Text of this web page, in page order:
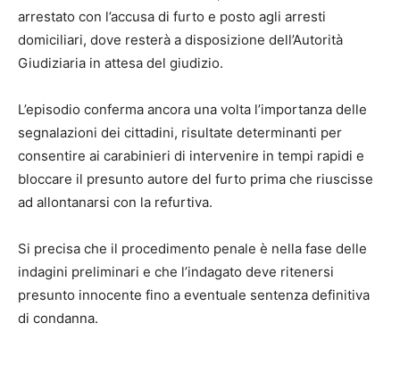
arrestato con l’accusa di furto e posto agli arresti
domiciliari, dove resterà a disposizione dell’Autorità
Giudiziaria in attesa del giudizio.
L’episodio conferma ancora una volta l’importanza delle
segnalazioni dei cittadini, risultate determinanti per
consentire ai carabinieri di intervenire in tempi rapidi e
bloccare il presunto autore del furto prima che riuscisse
ad allontanarsi con la refurtiva.
Si precisa che il procedimento penale è nella fase delle
indagini preliminari e che l’indagato deve ritenersi
presunto innocente fino a eventuale sentenza definitiva
di condanna.